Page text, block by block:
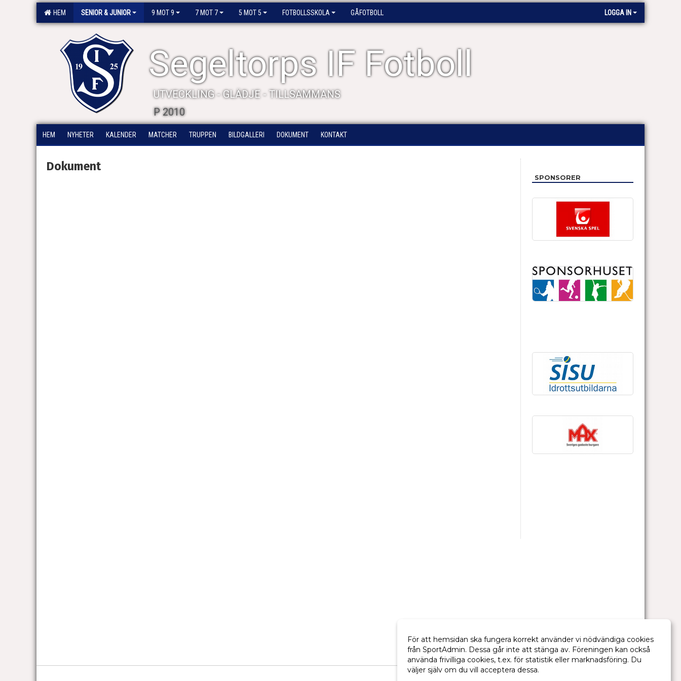
HEM SENIOR & JUNIOR 9 MOT 9 7 MOT 7 5 MOT 5 FOTBOLLSSKOLA GÅFOTBOLL LOGGA IN
Segeltorps IF Fotboll
UTVECKLING - GLÄDJE - TILLSAMMANS
P 2010
HEM NYHETER KALENDER MATCHER TRUPPEN BILDGALLERI DOKUMENT KONTAKT
Dokument
SPONSORER
För att hemsidan ska fungera korrekt använder vi nödvändiga cookies
från SportAdmin. Dessa går inte att stänga av. Föreningen kan också
använda frivilliga cookies, t.ex. för statistik eller marknadsföring. Du
väljer själv om du vill acceptera dessa.